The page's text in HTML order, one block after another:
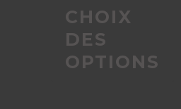
CHOIX
DES
OPTIONS
produit